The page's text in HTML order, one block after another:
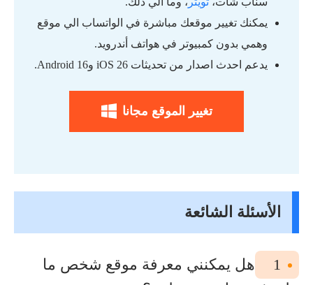
يمكنك تغيير موقعك مباشرة في الواتساب الي موقع
وهمي بدون كمبيوتر في هواتف أندرويد.
يدعم احدث اصدار من تحديثات iOS 26 وAndroid 16.
تغيير الموقع مجانا
الأسئلة الشائعة
1
هل يمكنني معرفة موقع شخص ما